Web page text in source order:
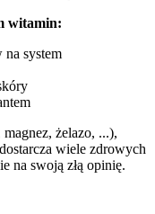
witamin:
system
żelazo, ...),
wiele zdrowych
na swoją złą opinię.